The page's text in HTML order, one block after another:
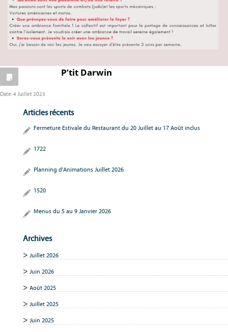
Date:4 Juillet 2023
P’tit Darwin
Articles récents
Fermeture Estivale du Restaurant du 20 Juillet au 17 Août inclus
1722
Planning d’Animations Juillet 2026
1520
Menus du 5 au 9 Janvier 2026
Archives
Juillet 2026
Juin 2026
Août 2025
Juillet 2025
Juin 2025